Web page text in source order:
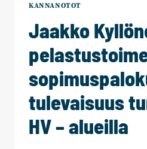
KANNANOTOT
Jaakko
tulevaisuus
HV – alueilla